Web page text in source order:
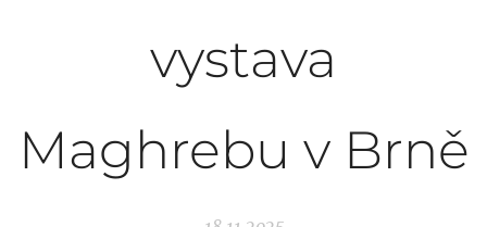
vystava
Maghrebu v Brně